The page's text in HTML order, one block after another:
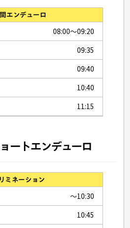
エンデューロ
08:00〜09:20
09:35
09:40
10:40
11:15
ートエンデューロ
ミネーション
〜10:30
10:45